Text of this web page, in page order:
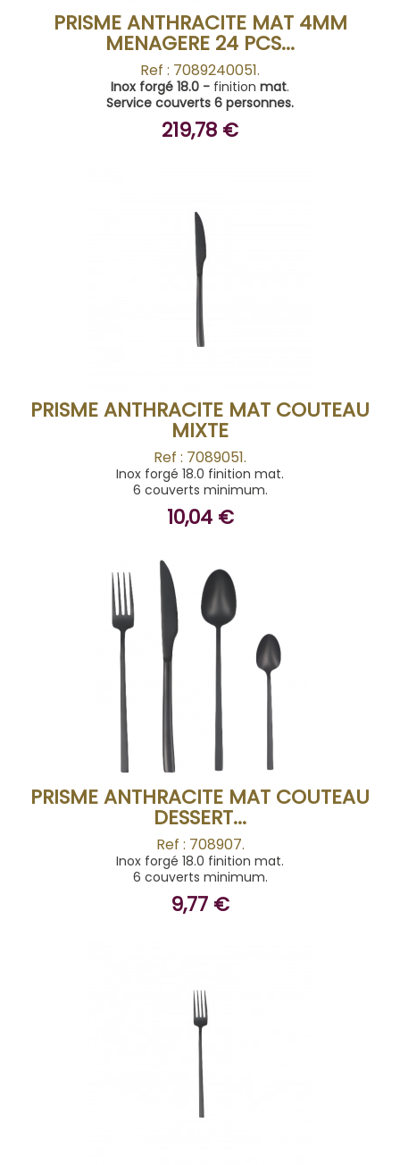
PRISME ANTHRACITE MAT 4MM
MENAGERE 24 PCS...
Ref : 7089240051.
Inox forgé 18.0 - finition mat.
Service couverts 6 personnes.
219,78 €
ACHETER
PRISME ANTHRACITE MAT COUTEAU
MIXTE
Ref : 7089051.
Inox forgé 18.0 finition mat.
6 couverts minimum.
10,04 €
ACHETER
PRISME ANTHRACITE MAT COUTEAU
DESSERT...
Ref : 708907.
Inox forgé 18.0 finition mat.
6 couverts minimum.
9,77 €
ACHETER